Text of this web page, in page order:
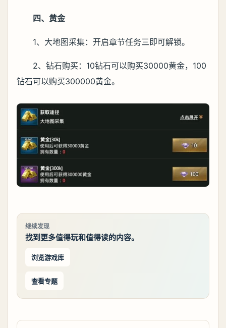
四、黄金
1、大地图采集：开启章节任务三即可解锁。
2、钻石购买：10钻石可以购买30000黄金，100
钻石可以购买300000黄金。
继续发现
找到更多值得玩和值得读的内容。
浏览游戏库
查看专题